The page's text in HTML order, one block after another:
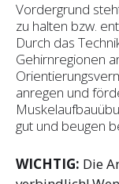
Vordergrund
zu halten bzw.
Durch das
Gehirnregionen
anregen und
gut und beugen
WICHTIG: Die